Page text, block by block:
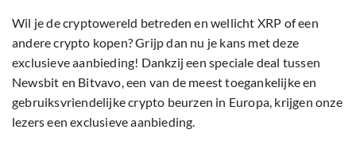
Wil je de cryptowereld betreden en wellicht XRP of een
andere crypto kopen? Grijp dan nu je kans met deze
exclusieve aanbieding! Dankzij een speciale deal tussen
Newsbit en Bitvavo, een van de meest toegankelijke en
gebruiksvriendelijke crypto beurzen in Europa, krijgen onze
lezers een exclusieve aanbieding.